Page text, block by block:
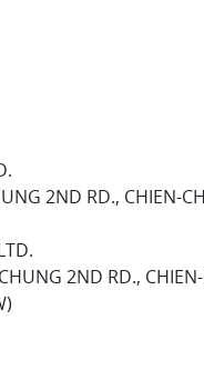
2ND RD., CHIEN-
2ND RD.,